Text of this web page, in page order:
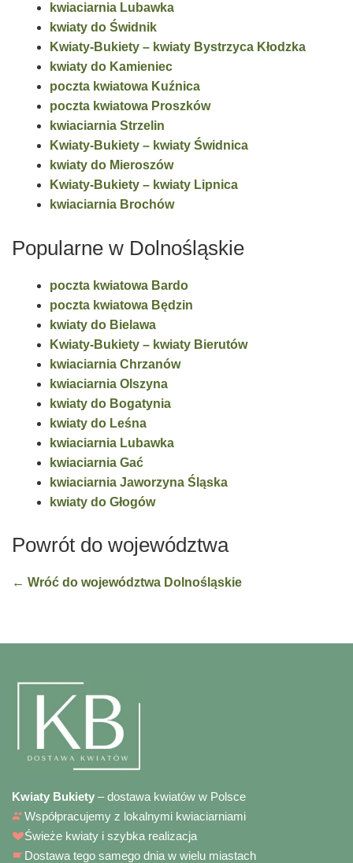
kwiaciarnia Lubawka
kwiaty do Świdnik
Kwiaty-Bukiety – kwiaty Bystrzyca Kłodzka
kwiaty do Kamieniec
poczta kwiatowa Kuźnica
poczta kwiatowa Proszków
kwiaciarnia Strzelin
Kwiaty-Bukiety – kwiaty Świdnica
kwiaty do Mieroszów
Kwiaty-Bukiety – kwiaty Lipnica
kwiaciarnia Brochów
Popularne w Dolnośląskie
poczta kwiatowa Bardo
poczta kwiatowa Będzin
kwiaty do Bielawa
Kwiaty-Bukiety – kwiaty Bierutów
kwiaciarnia Chrzanów
kwiaciarnia Olszyna
kwiaty do Bogatynia
kwiaty do Leśna
kwiaciarnia Lubawka
kwiaciarnia Gać
kwiaciarnia Jaworzyna Śląska
kwiaty do Głogów
Powrót do województwa
← Wróć do województwa Dolnośląskie
Kwiaty Bukiety – dostawa kwiatów w Polsce
Współpracujemy z lokalnymi kwiaciarniami
Świeże kwiaty i szybka realizacja
Dostawa tego samego dnia w wielu miastach